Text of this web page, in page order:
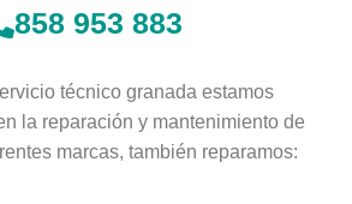
858 953 883
técnico granada estamos
la reparación y mantenimiento de
marcas, también reparamos: